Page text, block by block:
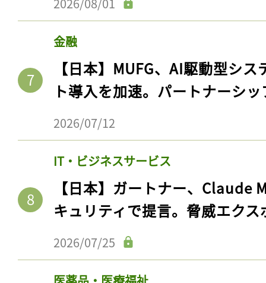
金融
【日本】MUFG、AI駆動型シ
ト導入を加速。パートナーシ
2026/07/12
IT・ビジネスサービス
【日本】ガートナー、Claude
キュリティで提言。脅威エク
2026/07/25